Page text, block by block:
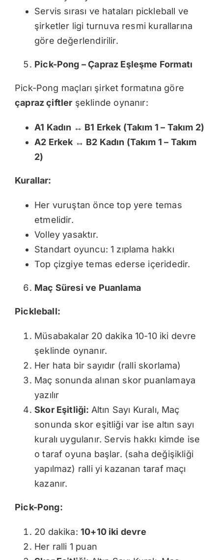
Servis sırası ve hataları pickleball ve
şirketler ligi turnuva resmi kurallarına
göre değerlendirilir.
Pick-Pong – Çapraz Eşleşme Formatı
Pick-Pong maçları şirket formatına göre
çapraz çiftler şeklinde oynanır:
A1 Kadın ↔ B1 Erkek (Takım 1 – Takım 2)
A2 Erkek ↔ B2 Kadın (Takım 1 – Takım
2)
Kurallar:
Her vuruştan önce top yere temas
etmelidir.
Volley yasaktır.
Standart oyuncu: 1 zıplama hakkı
Top çizgiye temas ederse içeridedir.
Maç Süresi ve Puanlama
Pickleball:
Müsabakalar 20 dakika 10-10 iki devre
şeklinde oynanır.
Her hata bir sayıdır (ralli skorlama)
Maç sonunda alınan skor puanlamaya
yazılır
Skor Eşitliği: Altın Sayı Kuralı, Maç
sonunda skor eşitliği var ise altın sayı
kuralı uygulanır. Servis hakkı kimde ise
o taraf oyuna başlar. (saha değişikliği
yapılmaz) ralli yi kazanan taraf maçı
kazanır.
Pick-Pong:
20 dakika: 10+10 iki devre
Her ralli 1 puan